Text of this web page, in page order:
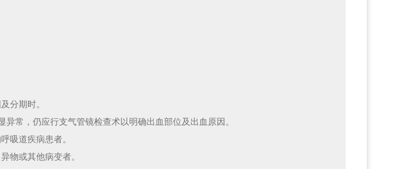
分期时。
常，仍应行支气管镜检查术以明确出血部位及出血原因。
吸道疾病患者。
物或其他病变者。